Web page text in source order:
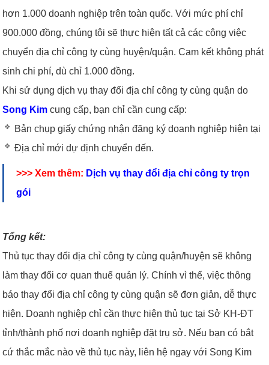
hơn 1.000 doanh nghiệp trên toàn quốc. Với mức phí chỉ
900.000 đồng, chúng tôi sẽ thực hiện tất cả các công việc
chuyển địa chỉ công ty cùng huyện/quận. Cam kết không phát
sinh chi phí, dù chỉ 1.000 đồng.
Khi sử dụng dịch vụ thay đổi địa chỉ công ty cùng quận do
Song Kim cung cấp, bạn chỉ cần cung cấp:
Bản chụp giấy chứng nhận đăng ký doanh nghiệp hiện tại
Địa chỉ mới dự định chuyển đến.
>>> Xem thêm: Dịch vụ thay đổi địa chỉ công ty trọn
gói
Tổng kết:
Thủ tục thay đổi địa chỉ công ty cùng quận/huyện sẽ không
làm thay đổi cơ quan thuế quản lý. Chính vì thế, việc thông
báo thay đổi địa chỉ công ty cùng quận sẽ đơn giản, dễ thực
hiện. Doanh nghiệp chỉ cần thực hiện thủ tục tại Sở KH-ĐT
tỉnh/thành phố nơi doanh nghiệp đặt trụ sở. Nếu bạn có bắt
cứ thắc mắc nào về thủ tục này, liên hệ ngay với Song Kim